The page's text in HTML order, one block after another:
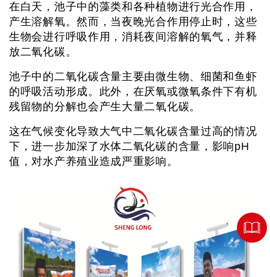
在白天，池子中的藻类和各种植物进行光合作用，
产生溶解氧。然而，当夜晚光合作用停止时，这些
生物会进行呼吸作用，消耗夜间溶解的氧气，并释
放二氧化碳。
池子中的二氧化碳含量主要由微生物、细菌和鱼虾
的呼吸活动形成。此外，在厌氧或微氧条件下有机
残留物的分解也会产生大量二氧化碳。
这在气候变化导致大气中二氧化碳含量过高的情况
下，进一步加深了水体二氧化碳的含量，影响pH
值，对水产养殖业造成严重影响。